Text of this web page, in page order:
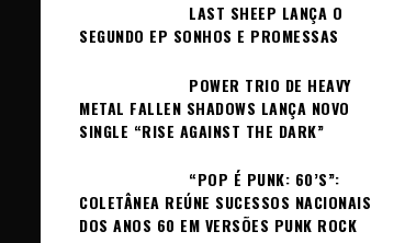
LAST SHEEP LANÇA O
SEGUNDO EP SONHOS E PROMESSAS
POWER TRIO DE HEAVY
METAL FALLEN SHADOWS LANÇA NOVO
SINGLE “RISE AGAINST THE DARK”
“POP É PUNK: 60’S”:
COLETÂNEA REÚNE SUCESSOS NACIONAIS
DOS ANOS 60 EM VERSÕES PUNK ROCK